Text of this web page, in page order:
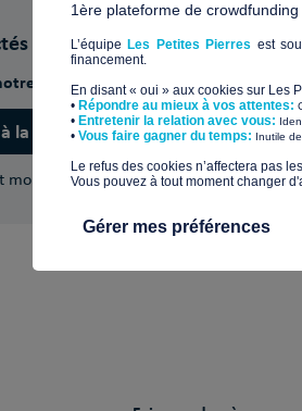
newsletter pour découvrir nos
la newsletter
moment vous désinscrire.En savoir plus
1ère plateforme de
L’équipe Les Petites Pierres est
financement.
En disant « oui » aux cookies sur Les
• Répondre au mieux à vos attentes:
• Entretenir la relation avec vous:
​• Vous faire gagner du temps: Inutile
​Le refus des cookies n’affectera pas
Vous pouvez à tout moment changer
Gérer mes préférences